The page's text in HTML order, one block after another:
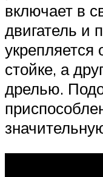
включает в
двигатель и
стойке, а
дрелью.